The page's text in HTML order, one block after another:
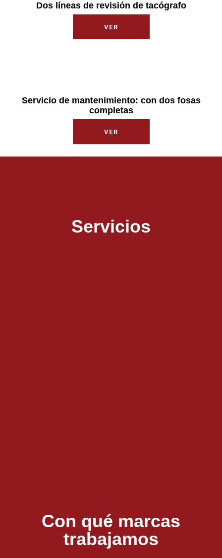
Dos líneas de revisión de tacógrafo​
VER
Servicio de mantenimiento: con dos fosas
completas
VER
Servicios
Con qué marcas
trabajamos